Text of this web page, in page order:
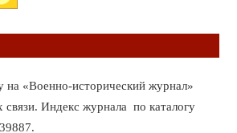
«Военно-исторический журнал»
связи. Индекс журнала по каталогу